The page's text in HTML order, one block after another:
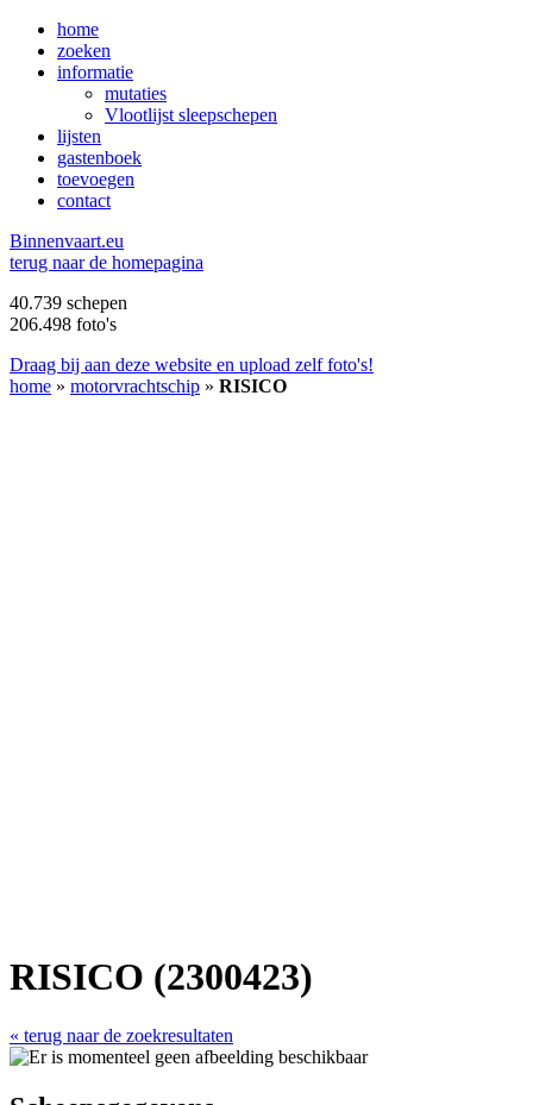
home
zoeken
informatie
mutaties
Vlootlijst sleepschepen
lijsten
gastenboek
toevoegen
contact
Binnenvaart.eu
terug naar de homepagina
40.739 schepen
206.498 foto's
Draag bij aan deze website en upload zelf foto's!
home » motorvrachtschip » RISICO
RISICO (2300423)
« terug naar de zoekresultaten